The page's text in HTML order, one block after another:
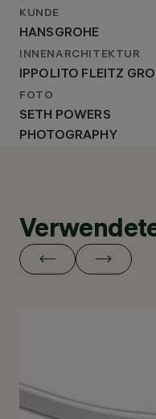
KUNDE
HANSGROHE
INNENARCHITEKTUR
IPPOLITO FLEITZ
FOTO
SETH POWERS
PHOTOGRAPHY